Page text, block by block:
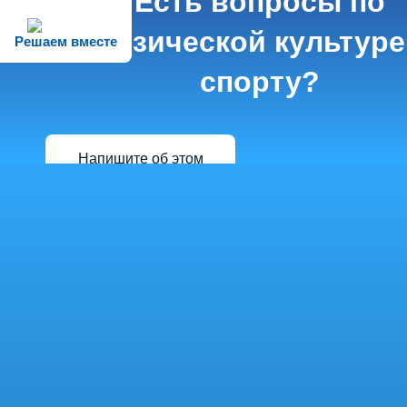
Решаем вместефизической
спорту?
Напишите об этом